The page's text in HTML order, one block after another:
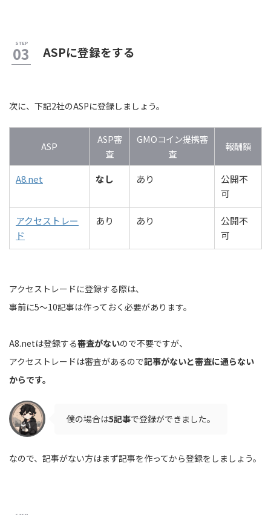
ASPに登録をする
次に、下記2社のASPに登録しましょう。
ASP
ASP審
査
GMOコイン提携審
査
報酬額
A8.net なし あり
公開不
可
アクセストレー
ド
あり あり
公開不
可
アクセストレードに登録する際は、
事前に5〜10記事は作っておく必要があります。
A8.netは登録する審査がないので不要ですが、
アクセストレードは審査があるので記事がないと審査に通らない
からです。
僕の場合は5記事で登録ができました。
なので、記事がない方はまず記事を作ってから登録をしましょう。